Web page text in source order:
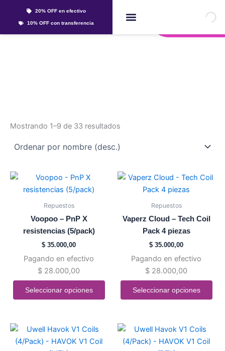
20% OFF en efectivo
10% OFF con transferencia Whatsapp
Mostrando 1–9 de 33 resultados
Repuestos
Voopoo – PnP X
resistencias (5/pack)
$ 35.000,00
Pagando en efectivo
$ 28.000,00
Seleccionar opciones
Este
producto
tiene
Las
opciones
se
pueden
en
de
producto
Repuestos
Vaperz Cloud – Tech Coil
Pack 4 piezas
$ 35.000,00
Pagando en efectivo
$ 28.000,00
Seleccionar opciones
Este
producto
tiene
Las
opciones
se
pueden
en
de
producto
Este
producto
Este
producto